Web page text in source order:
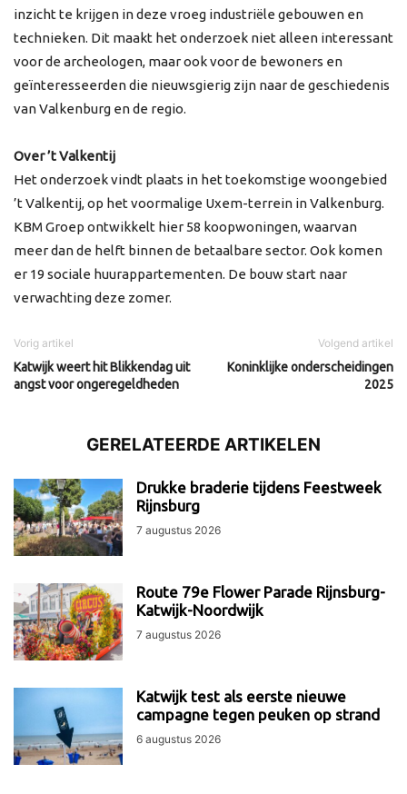
inzicht te krijgen in deze vroeg industriële gebouwen en
technieken. Dit maakt het onderzoek niet alleen interessant
voor de archeologen, maar ook voor de bewoners en
geïnteresseerden die nieuwsgierig zijn naar de geschiedenis
van Valkenburg en de regio.
Over ’t Valkentij
Het onderzoek vindt plaats in het toekomstige woongebied
’t Valkentij, op het voormalige Uxem-terrein in Valkenburg.
KBM Groep ontwikkelt hier 58 koopwoningen, waarvan
meer dan de helft binnen de betaalbare sector. Ook komen
er 19 sociale huurappartementen. De bouw start naar
verwachting deze zomer.
Vorig artikel
Katwijk weert hit Blikkendag uit
angst voor ongeregeldheden
Volgend artikel
Koninklijke onderscheidingen
2025
GERELATEERDE ARTIKELEN
Drukke braderie tijdens Feestweek
Rijnsburg
7 augustus 2026
Route 79e Flower Parade Rijnsburg-
Katwijk-Noordwijk
7 augustus 2026
Katwijk test als eerste nieuwe
campagne tegen peuken op strand
6 augustus 2026